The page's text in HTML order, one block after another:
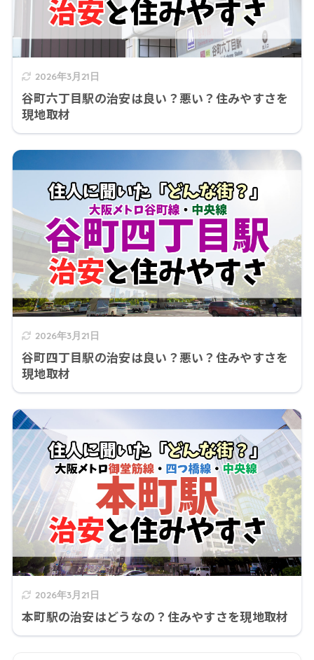
2026年3月21日
谷町六丁目駅の治安は良い？悪い？住みやすさを
現地取材
2026年3月21日
谷町四丁目駅の治安は良い？悪い？住みやすさを
現地取材
2026年3月21日
本町駅の治安はどうなの？住みやすさを現地取材